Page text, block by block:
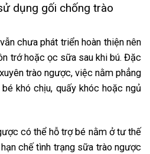
dụng gối chống trào
chưa phát triển hoàn thiện nên
trớ hoặc ọc sữa sau khi bú. Đặc
trào ngược, việc nằm phẳng
khó chịu, quấy khóc hoặc ngủ
có thể hỗ trợ bé nằm ở tư thế
chế tình trạng sữa trào ngược